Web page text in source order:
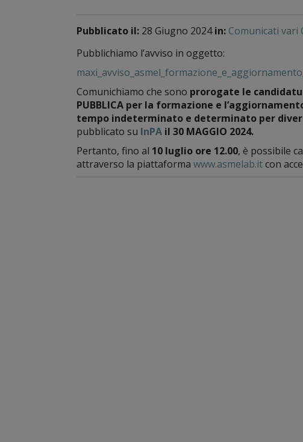
Pubblicato il: 28 Giugno 2024in: Comunicati vari
Pubblichiamo l’avviso in oggetto:
Comunichiamo che sono prorogate le
PUBBLICA per la formazione e
tempo indeterminato e determinato per
pubblicato su InPA il 30 MAGGIO 2024.
Pertanto, fino al 10 luglio ore 12.00, è possibile
attraverso la piattaforma www.asmelab.itcon